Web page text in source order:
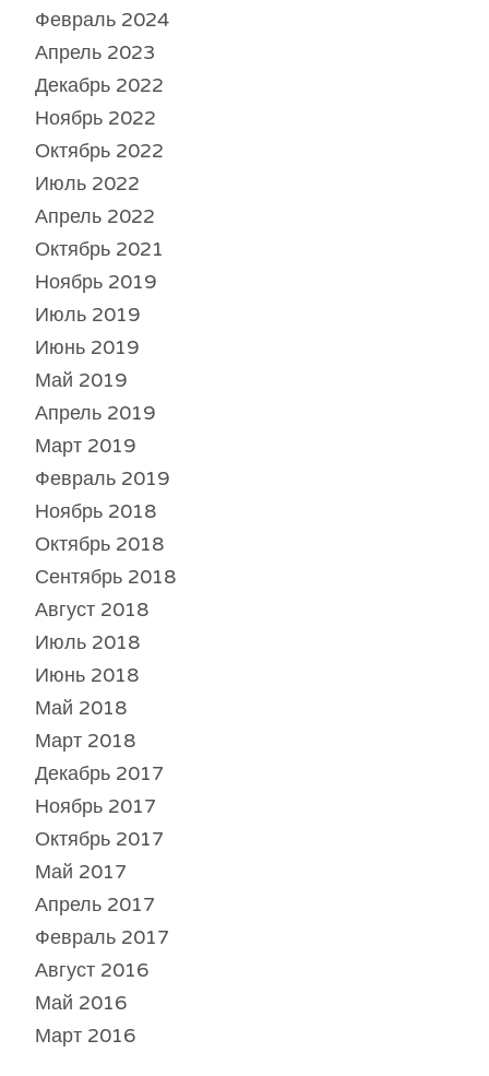
Февраль 2024
Апрель 2023
Декабрь 2022
Ноябрь 2022
Октябрь 2022
Июль 2022
Апрель 2022
Октябрь 2021
Ноябрь 2019
Июль 2019
Июнь 2019
Май 2019
Апрель 2019
Март 2019
Февраль 2019
Ноябрь 2018
Октябрь 2018
Сентябрь 2018
Август 2018
Июль 2018
Июнь 2018
Май 2018
Март 2018
Декабрь 2017
Ноябрь 2017
Октябрь 2017
Май 2017
Апрель 2017
Февраль 2017
Август 2016
Май 2016
Март 2016